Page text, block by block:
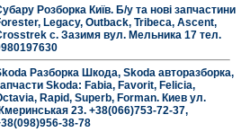
Розборка Київ. Б/у та нові запчастини
Legacy, Outback, Tribeca, Ascent,
с. Зазимя вул. Мельника 17 тел.
Разборка Шкода, Skoda авторазборка,
Skoda: Fabia, Favorit, Felicia,
Rapid, Superb, Forman. Киев ул.
23. +38(066)753-72-37,
38-78